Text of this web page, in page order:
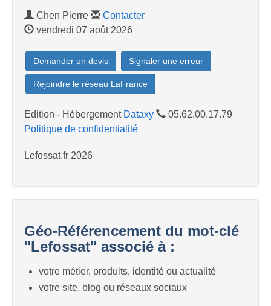
Chen Pierre
Contacter
vendredi 07 août 2026
Demander un devis Signaler une erreur
Rejoindre le réseau LaFrance
Edition - Hébergement Dataxy
05.62.00.17.79
Politique de confidentialité
Lefossat.fr 2026
Géo-Référencement du mot-clé
"Lefossat" associé à :
votre métier, produits, identité ou actualité
votre site, blog ou réseaux sociaux